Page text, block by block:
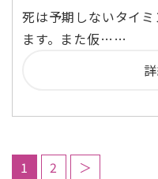
死は予期しないタイ
ます。また仮……
1 2 ＞